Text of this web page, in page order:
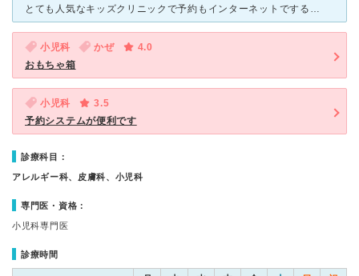
とても人気なキッズクリニックで予約もインターネットですることができます。診察の時間が近づいてくると電話が鳴る仕組みも気に入っています。しかし、予約人数に驚くことになります。予約したからといって待たない
小児科 かぜ
4.0
おもちゃ箱
小児科
3.5
予約システムが便利です
診療科目：
アレルギー科、皮膚科、小児科
専門医・資格：
小児科専門医
診療時間